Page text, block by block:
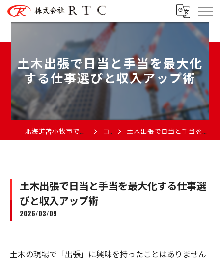
土木出張で日当と手当を最大化
する仕事選びと収入アップ術
北海道苫小牧市で土木の求人なら株式会社RTC コラム 土木出張で日当と手当を最大化する仕事選びと収入アップ術
土木出張で日当と手当を最大化する仕事選
びと収入アップ術
2026/03/09
土木の現場で「出張」に興味を持ったことはありません